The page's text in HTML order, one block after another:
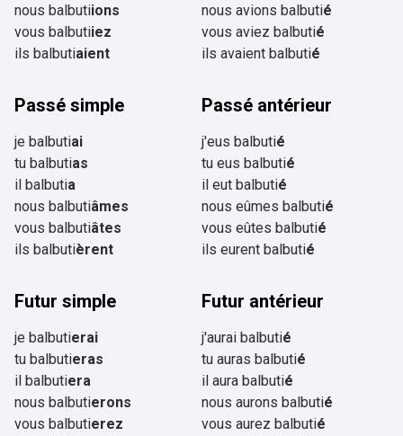
nous balbutiions
vous balbutiiez
ils balbutiaient
nous avions balbutié
vous aviez balbutié
ils avaient balbutié
Passé simple
je balbutiai
tu balbutias
il balbutia
nous balbutiâmes
vous balbutiâtes
ils balbutièrent
Passé antérieur
j'eus balbutié
tu eus balbutié
il eut balbutié
nous eûmes balbutié
vous eûtes balbutié
ils eurent balbutié
Futur simple
je balbutierai
tu balbutieras
il balbutiera
nous balbutierons
vous balbutierez
Futur antérieur
j'aurai balbutié
tu auras balbutié
il aura balbutié
nous aurons balbutié
vous aurez balbutié